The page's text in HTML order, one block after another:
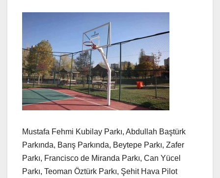
Mustafa Fehmi Kubilay Parkı, Abdullah Baştürk
Parkında, Barış Parkında, Beytepe Parkı, Zafer
Parkı, Francisco de Miranda Parkı, Can Yücel
Parkı, Teoman Öztürk Parkı, Şehit Hava Pilot